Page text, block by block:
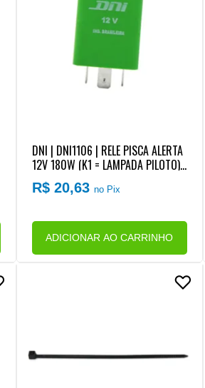
DNI | DNI1106 | RELE PISCA ALERTA
12V 180W (K1 = LAMPADA PILOTO) (
4 TERMINAIS) (SEM SUPORTE) (30X
30X40MM)
R$ 20,63 no Pix
ADICIONAR AO CARRINHO